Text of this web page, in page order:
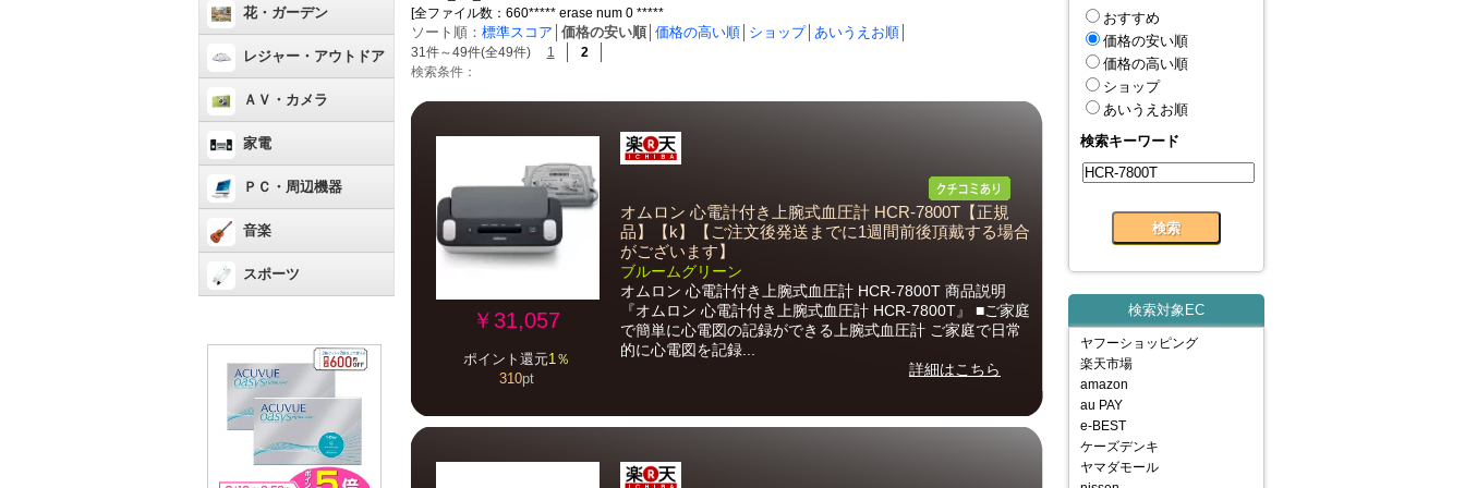
花・ガーデン
レジャー・アウトドア
ＡＶ・カメラ
家電
ＰＣ・周辺機器
音楽
スポーツ
[全ファイル数：660***** erase num 0 *****
ソート順： 標準スコア 価格の安い順 価格の高い順 ショップ│ あいうえお順
31件～49件(全49件) 1
2
検索条件：
￥31,057
ポイント還元1％
310pt
オムロン 心電計付き上腕式血圧計 HCR-7800T【正規
品】【k】【ご注文後発送までに1週間前後頂戴する場合
がございます】
ブルームグリーン
オムロン 心電計付き上腕式血圧計 HCR-7800T 商品説明
『オムロン 心電計付き上腕式血圧計 HCR-7800T』 ■ご家庭
で簡単に心電図の記録ができる上腕式血圧計 ご家庭で日常
的に心電図を記録...
詳細はこちら
おすすめ
価格の安い順
価格の高い順
ショップ
あいうえお順
検索キーワード
検索対象EC
ヤフーショッピング
楽天市場
amazon
au PAY
e-BEST
ケーズデンキ
ヤマダモール